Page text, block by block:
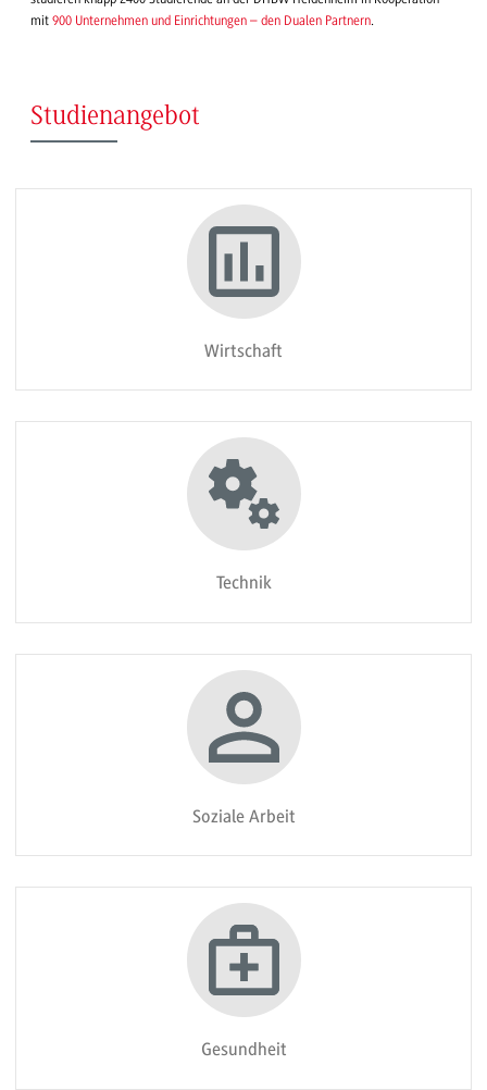
mit 900 Unternehmen und Einrichtungen – den Dualen Partnern.
Studienangebot
Wirtschaft
Technik
Soziale Arbeit
Gesundheit